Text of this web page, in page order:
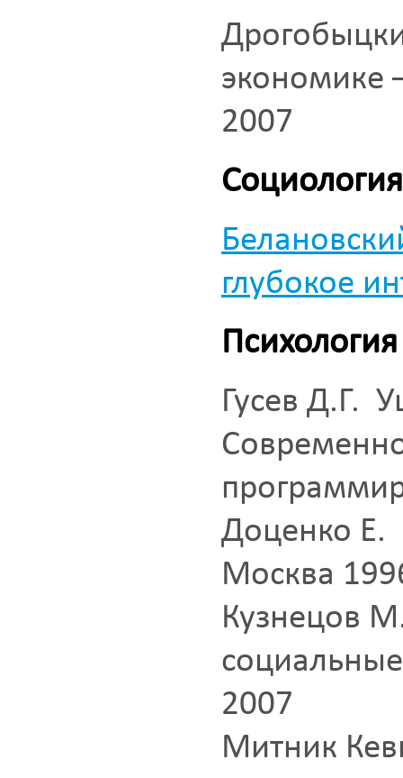
экономике
2007
Социология
глубокое
Психология
Гусев Д.Г.
Доценко Е.
Москва
Кузнецов
2007
Митник